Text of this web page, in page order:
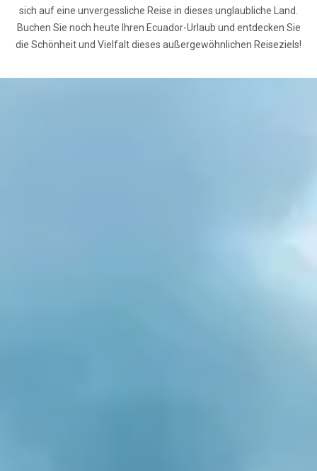
sich auf eine unvergessliche Reise in dieses unglaubliche Land.
Buchen Sie noch heute Ihren Ecuador-Urlaub und entdecken Sie
die Schönheit und Vielfalt dieses außergewöhnlichen Reiseziels!